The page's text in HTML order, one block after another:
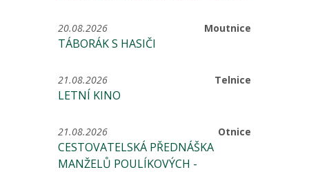
Moutnice
20.08.2026
TÁBORÁK S HASIČI
Telnice
21.08.2026
LETNÍ KINO
Otnice
21.08.2026
CESTOVATELSKÁ PŘEDNÁŠKA
MANŽELŮ POULÍKOVÝCH -